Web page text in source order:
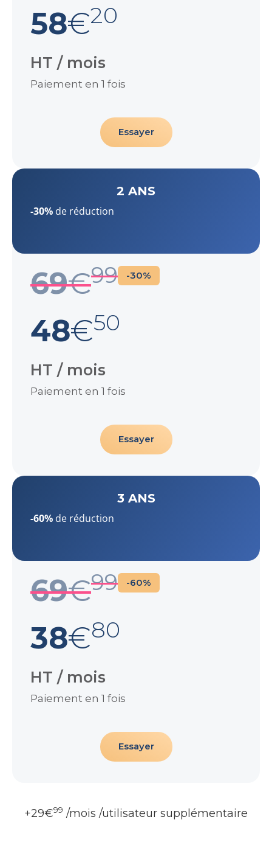
58€20
HT / mois
Paiement en 1 fois
Essayer
2 ANS
-30% de réduction
69€99 -30%
48€50
HT / mois
Paiement en 1 fois
Essayer
3 ANS
-60% de réduction
69€99 -60%
38€80
HT / mois
Paiement en 1 fois
Essayer
+29€99 /mois /utilisateur supplémentaire